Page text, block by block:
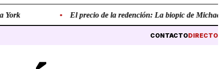
El precio de la redención: La biopic de Michael
CONTACTODIRECTO